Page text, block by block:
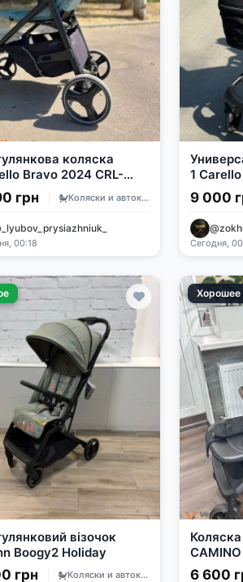
коляска
Bravo 2024 CRL-
Green
грн Коляски и автокресла
00:18
1
9 000
Сегодня,
візочок
Boogy2 Holiday
грн Коляски и автокресла
Хорошее
Black
6 600